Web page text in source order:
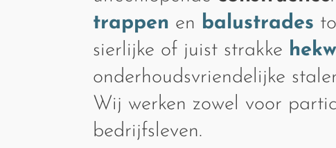
trappen en balustrades
sierlijke of juist strakke
onderhoudsvriendelijke
Wij werken zowel voor
bedrijfsleven.